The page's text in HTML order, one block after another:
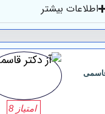
اطلاعات بیشتر
‏قاسمی
امتیاز 8